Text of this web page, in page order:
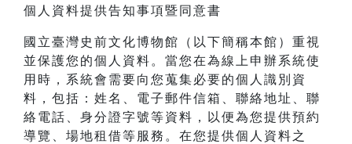
個人資料提供告知事項暨同意書
國立臺灣史前文化博物館（以下簡稱本館）重視
並保護您的個人資料。當您在為線上申辦系統使
用時，系統會需要向您蒐集必要的個人識別資
料，包括：姓名、電子郵件信箱、聯絡地址、聯
絡電話、身分證字號等資料，以便為您提供預約
導覽、場地租借等服務。在您提供個人資料之